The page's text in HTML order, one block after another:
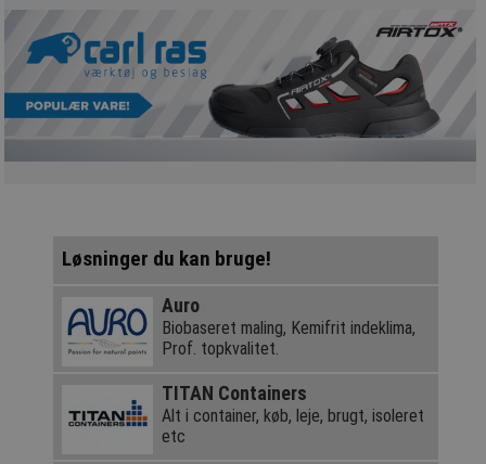
Løsninger du kan bruge!
Auro
Biobaseret maling, Kemifrit indeklima,
Prof. topkvalitet.
TITAN Containers
Alt i container, køb, leje, brugt, isoleret
etc